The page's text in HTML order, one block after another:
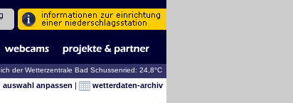
der Wetterzentrale Bad Schussenried: 24,8°C
auswahl anpassen | wetterdaten-archiv